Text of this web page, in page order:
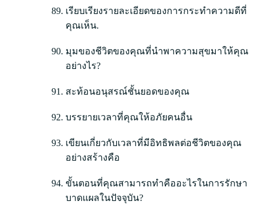
เรียบเรียงรายละเอียดของการกระทำความดีที่
คุณเห็น.
มุมของชีวิตของคุณที่นำพาความสุขมาให้คุณ
อย่างไร?
สะท้อนอนุสรณ์ชั้นยอดของคุณ
บรรยายเวลาที่คุณให้อภัยคนอื่น
เขียนเกี่ยวกับเวลาที่มีอิทธิพลต่อชีวิตของคุณ
อย่างสร้างคือ
ขั้นตอนที่คุณสามารถทำคืออะไรในการรักษา
บาดแผลในปัจจุบัน?